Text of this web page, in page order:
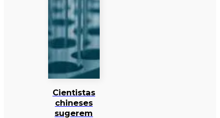
Cientistas
chineses
sugerem